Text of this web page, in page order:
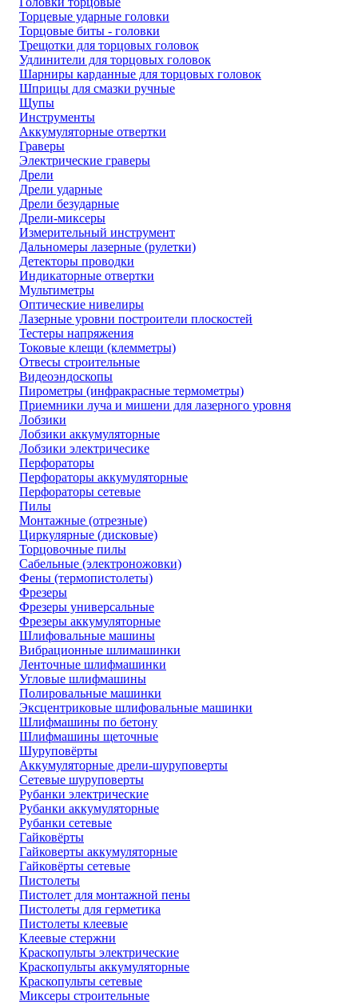
Торцевые ударные головки
Торцовые биты - головки
Трещотки для торцовых головок
Удлинители для торцовых головок
Шарниры карданные для торцовых головок
Шприцы для смазки ручные
Щупы
Инструменты
Аккумуляторные отвертки
Граверы
Электрические граверы
Дрели
Дрели ударные
Дрели безударные
Дрели-миксеры
Измерительный инструмент
Дальномеры лазерные (рулетки)
Детекторы проводки
Индикаторные отвертки
Мультиметры
Оптические нивелиры
Лазерные уровни построители плоскостей
Тестеры напряжения
Токовые клещи (клемметры)
Отвесы строительные
Видеоэндоскопы
Пирометры (инфракрасные термометры)
Приемники луча и мишени для лазерного уровня
Лобзики
Лобзики аккумуляторные
Лобзики электричесике
Перфораторы
Перфораторы аккумуляторные
Перфораторы сетевые
Пилы
Монтажные (отрезные)
Циркулярные (дисковые)
Торцовочные пилы
Сабельные (электроножовки)
Фены (термопистолеты)
Фрезеры
Фрезеры универсальные
Фрезеры аккумуляторные
Шлифовальные машины
Вибрационные шлимашинки
Ленточные шлифмашинки
Угловые шлифмашины
Полировальные машинки
Эксцентриковые шлифовальные машинки
Шлифмашины по бетону
Шлифмашины щеточные
Шуруповёрты
Аккумуляторные дрели-шуруповерты
Сетевые шуруповерты
Рубанки электрические
Рубанки аккумуляторные
Рубанки сетевые
Гайковёрты
Гайковерты аккумуляторные
Гайковёрты сетевые
Пистолеты
Пистолет для монтажной пены
Пистолеты для герметика
Пистолеты клеевые
Клеевые стержни
Краскопульты электрические
Краскопульты аккумуляторные
Краскопульты сетевые
Миксеры строительные